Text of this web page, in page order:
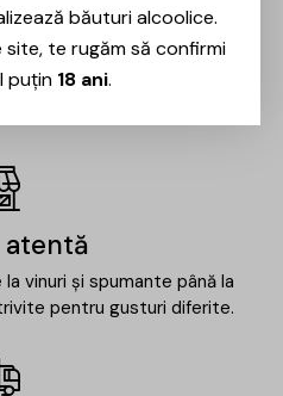
atentă
vinuri și spumante până la
pentru gusturi diferite.
băuturi alcoolice.
te rugăm să confirmi
puțin 18 ani.